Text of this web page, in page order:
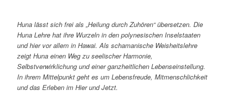
Huna lässt sich frei als „Heilung durch Zuhören“ übersetzen. Die
Huna Lehre hat ihre Wurzeln in den polynesischen Inselstaaten
und hier vor allem in Hawai. Als schamanische Weisheitslehre
zeigt Huna einen Weg zu seelischer Harmonie,
Selbstverwirklichung und einer ganzheitlichen Lebenseinstellung.
In ihrem Mittelpunkt geht es um Lebensfreude, Mitmenschlichkeit
und das Erleben im Hier und Jetzt.